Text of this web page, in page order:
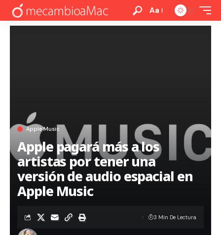
Aa
Apple Music
Apple pagará más a los
artistas por tener una
versión de audio espacial en
Apple Music
3 Min De Lectura